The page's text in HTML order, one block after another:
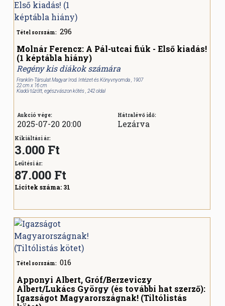
Tétel sorszám: 296
Molnár Ferencz: A Pál-utcai fiúk - Első kiadás!
(1 képtábla hiány)
Regény kis diákok számára
Franklin-Társulat Magyar Irod. Intézet és Könyvnyomda , 1907
22 cm x 16 cm
Kiadói tűzött, egészvászon kötés , 242 oldal
Aukció vége:
2025-07-20 20:00
Hátralévő idő:
Lezárva
Kikiáltási ár:
3.000 Ft
Leütési ár:
87.000 Ft
Licitek száma: 31
Tétel sorszám: 016
Apponyi Albert, Gróf/Berzeviczy
Albert/Lukács György (és további hat szerző):
Igazságot Magyarországnak! (Tiltólistás